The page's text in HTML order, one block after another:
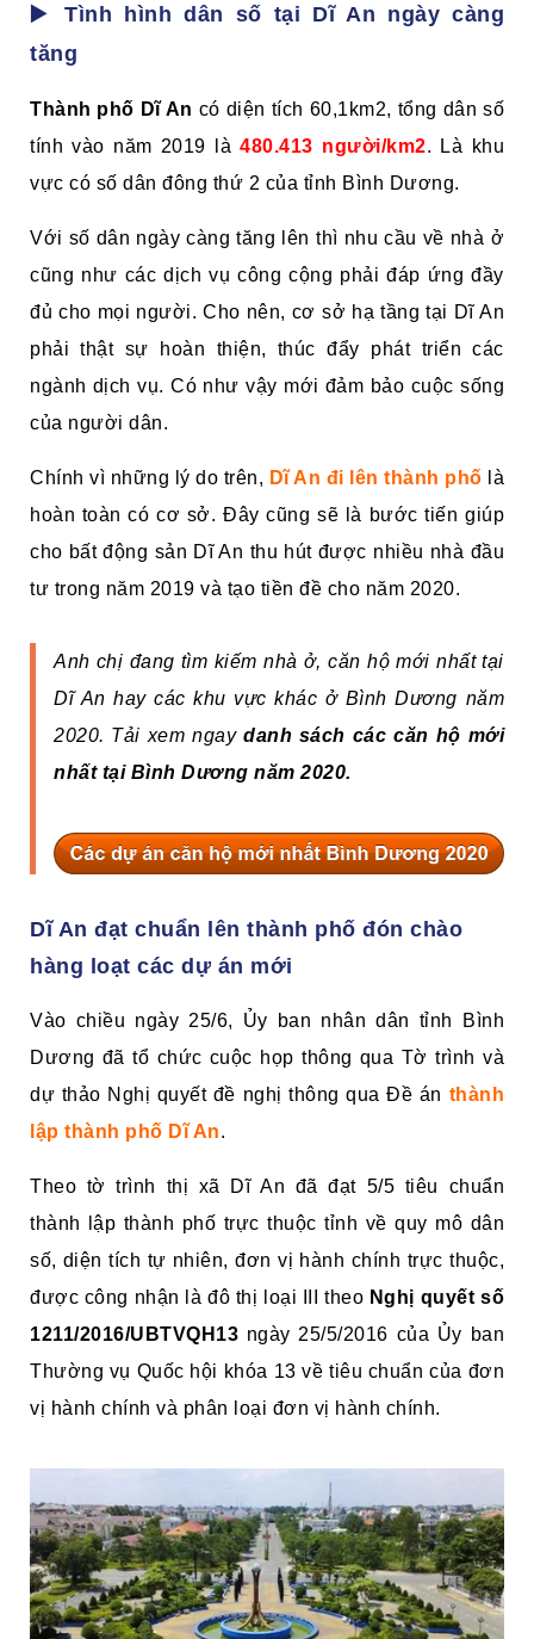
▶️ Tình hình dân số tại Dĩ An ngày càng
tăng
Thành phố Dĩ An có diện tích 60,1km2, tổng dân số
tính vào năm 2019 là480.413 người/km2. Là khu
vực có số dân đông thứ 2 của tỉnh Bình Dương.
Với số dân ngày càng tăng lên thì nhu cầu về nhà ở
cũng như các dịch vụ công cộng phải đáp ứng đầy
đủ cho mọi người. Cho nên, cơ sở hạ tầng tại Dĩ An
phải thật sự hoàn thiện, thúc đẩy phát triển các
ngành dịch vụ. Có như vậy mới đảm bảo cuộc sống
của người dân.
Chính vì những lý do trên, Dĩ An đi lên thành phố là
hoàn toàn có cơ sở. Đây cũng sẽ là bước tiến giúp
cho bất động sản Dĩ An thu hút được nhiều nhà đầu
tư trong năm 2019 và tạo tiền đề cho năm 2020.
Anh chị đang tìm kiếm nhà ở, căn hộ mới nhất tại
Dĩ An hay các khu vực khác ở Bình Dương năm
2020. Tải xem ngaydanh sách các căn hộ mới
nhất tại Bình Dương năm 2020.
Dĩ An đạt chuẩn lên thành phố đón chào
hàng loạt các dự án mới
Vào chiều ngày 25/6, Ủy ban nhân dân tỉnh Bình
Dương đã tổ chức cuộc họp thông qua Tờ trình và
dự thảo Nghị quyết đề nghị thông qua Đề án thành
lập thành phố Dĩ An.
Theo tờ trình thị xã Dĩ An đã đạt 5/5 tiêu chuẩn
thành lập thành phố trực thuộc tỉnh về quy mô dân
số, diện tích tự nhiên, đơn vị hành chính trực thuộc,
được công nhận là đô thị loại III theo Nghị quyết số
1211/2016/UBTVQH13 ngày 25/5/2016 của Ủy ban
Thường vụ Quốc hội khóa 13 về tiêu chuẩn của đơn
vị hành chính và phân loại đơn vị hành chính.